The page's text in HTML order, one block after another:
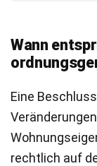
Wann
Eine
rechtlich auf